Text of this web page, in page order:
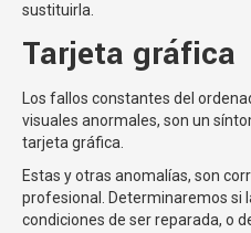
sustituirla.
Tarjeta gráfica
Los fallos constantes del
visuales anormales, son un
tarjeta gráfica.
Estas y otras anomalías, son
profesional. Determinaremos si
condiciones de ser reparada, o